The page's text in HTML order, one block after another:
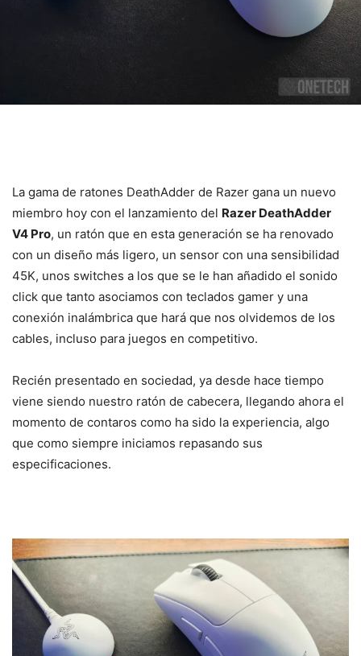
La gama de ratones DeathAdder de Razer gana un nuevo
miembro hoy con el lanzamiento del Razer DeathAdder
V4 Pro, un ratón que en esta generación se ha renovado
con un diseño más ligero, un sensor con una sensibilidad
45K, unos switches a los que se le han añadido el sonido
click que tanto asociamos con teclados gamer y una
conexión inalámbrica que hará que nos olvidemos de los
cables, incluso para juegos en competitivo.
Recién presentado en sociedad, ya desde hace tiempo
viene siendo nuestro ratón de cabecera, llegando ahora el
momento de contaros como ha sido la experiencia, algo
que como siempre iniciamos repasando sus
especificaciones.